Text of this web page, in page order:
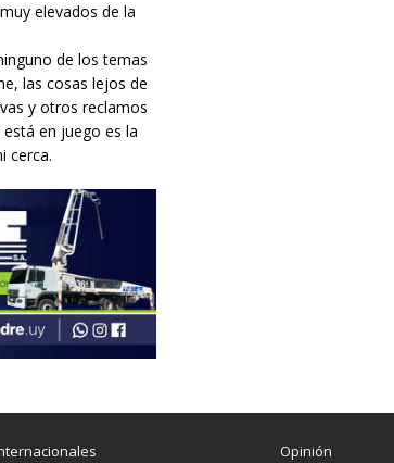
elevados de la
de los temas
las cosas lejos de
y otros reclamos
en juego es la
cerca.
Opinión